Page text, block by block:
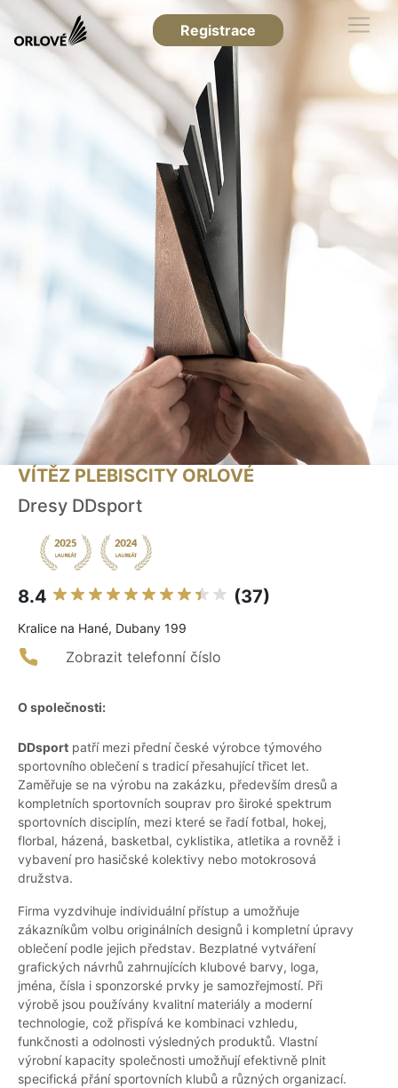
Registrace
VÍTĚZ PLEBISCITY ORLOVÉ
Dresy DDsport
8.4 (37)
Kralice na Hané, Dubany 199
Zobrazit telefonní číslo
O společnosti:
DDsport patří mezi přední české výrobce týmového
sportovního oblečení s tradicí přesahující třicet let.
Zaměřuje se na výrobu na zakázku, především dresů a
kompletních sportovních souprav pro široké spektrum
sportovních disciplín, mezi které se řadí fotbal, hokej,
florbal, házená, basketbal, cyklistika, atletika a rovněž i
vybavení pro hasičské kolektivy nebo motokrosová
družstva.
Firma vyzdvihuje individuální přístup a umožňuje
zákazníkům volbu originálních designů i kompletní úpravy
oblečení podle jejich představ. Bezplatné vytváření
grafických návrhů zahrnujících klubové barvy, loga,
jména, čísla i sponzorské prvky je samozřejmostí. Při
výrobě jsou používány kvalitní materiály a moderní
technologie, což přispívá ke kombinaci vzhledu,
funkčnosti a odolnosti výsledných produktů. Vlastní
výrobní kapacity společnosti umožňují efektivně plnit
specifická přání sportovních klubů a různých organizací.